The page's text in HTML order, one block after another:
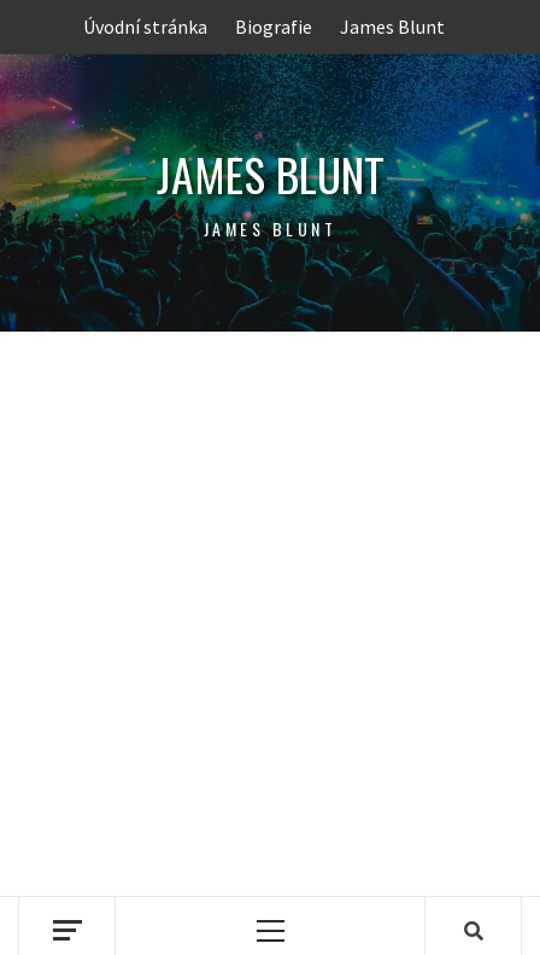
content
Úvodní stránka Biografie James Blunt
JAMES BLUNT
JAMES BLUNT
Primary